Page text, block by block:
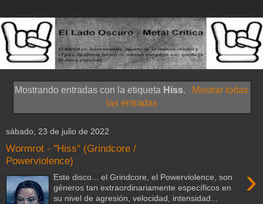
Mostrando entradas con la etiqueta Hiss.
Mostrar todas
las entradas
sábado, 23 de julio de 2022
Wormrot - "Hiss" (Grindcore /
Powerviolence)
›
Este disco... el Grindcore, el Powerviolence, son
géneros tan extraordinariamente específicos en
su nivel de agresión, velocidad, intensidad...